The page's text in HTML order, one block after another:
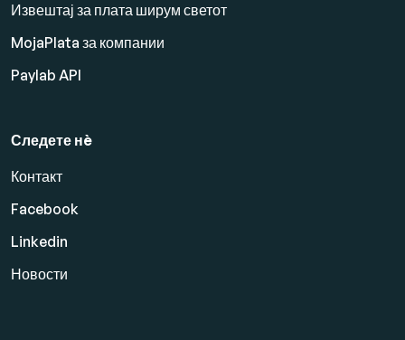
Извештај за плата ширум светот
MojaPlata за компании
Paylab API
Следете нè
Контакт
Facebook
Linkedin
Новости